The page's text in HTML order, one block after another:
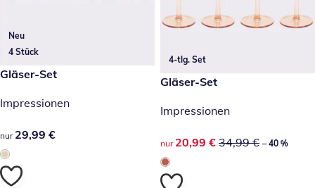
Neu
4 Stück
29,99 €
Gläser-Set
Impressionen
29,99 €
nur 29,99 €
4-tlg. Set
reduzierter Preis 20,99 €,
-40 %
Gläser-Set
Impressionen
reduzierter Preis 20,99 €,
nur 20,99 € 34,99 € – 40 %